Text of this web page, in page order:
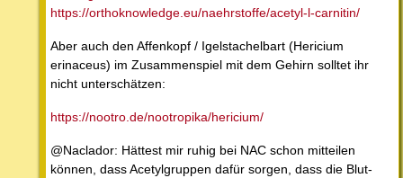
https://orthoknowledge.eu/naehrstoffe/acetyl-l-carnitin/
Aber auch den Affenkopf / Igelstachelbart (Hericium
erinaceus) im Zusammenspiel mit dem Gehirn solltet ihr
nicht unterschätzen:
https://nootro.de/nootropika/hericium/
@Naclador: Hättest mir ruhig bei NAC schon mitteilen
können, dass Acetylgruppen dafür sorgen, dass die Blut-